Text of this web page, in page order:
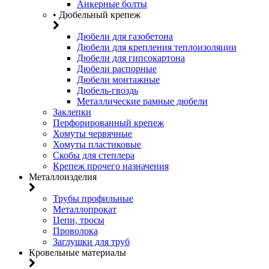
Анкерные болты
• Дюбельный крепеж
Дюбели для газобетона
Дюбели для крепления теплоизоляции
Дюбели для гипсокартона
Дюбели распорные
Дюбели монтажные
Дюбель-гвоздь
Металлические рамные дюбели
Заклепки
Перфорированный крепеж
Хомуты червячные
Хомуты пластиковые
Скобы для степлера
Крепеж прочего назначения
Металлоизделия
Трубы профильные
Металлопрокат
Цепи, тросы
Проволока
Заглушки для труб
Кровельные материалы